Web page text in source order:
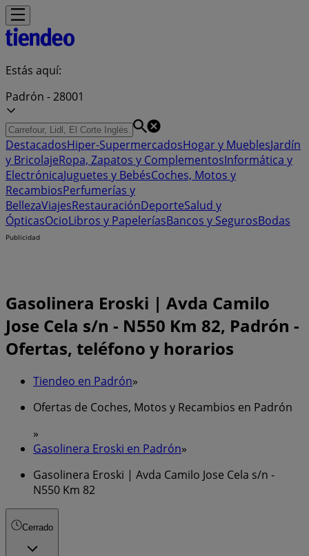
Estás aquí:
Padrón - 28001
DestacadosHiper-SupermercadosHogar y MueblesJardín
y BricolajeRopa, Zapatos y ComplementosInformática y
ElectrónicaJuguetes y BebésCoches, Motos y
RecambiosPerfumerías y
BellezaViajesRestauraciónDeporteSalud y
ÓpticasOcioLibros y PapeleríasBancos y SegurosBodas
Publicidad
Gasolinera Eroski | Avda Camilo
Jose Cela s/n - N550 Km 82, Padrón -
Ofertas, teléfono y horarios
Tiendeo en Padrón»
Ofertas de Coches, Motos y Recambios en Padrón
»
Gasolinera Eroski en Padrón»
Gasolinera Eroski | Avda Camilo Jose Cela s/n -
N550 Km 82
Cerrado